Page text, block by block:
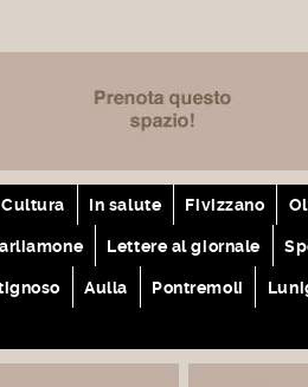
Cultura In salute Fivizzano
Lettere al giornale
Aulla Pontremoli